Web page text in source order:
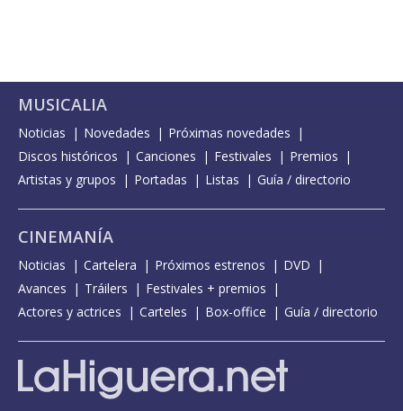
MUSICALIA
Noticias Novedades
Próximas novedades
Discos históricos
Canciones Festivales
Premios
Artistas y grupos
Portadas Listas Guía / directorio
CINEMANÍA
Noticias Cartelera Próximos estrenos
DVD
Avances
Tráilers
Festivales + premios
Actores y actrices
Carteles Box-office Guía / directorio